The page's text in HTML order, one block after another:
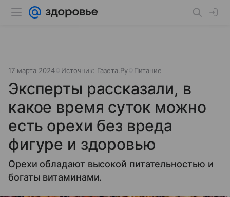
17 марта 2024 Источник: Газета.Ру Питание
Эксперты рассказали, в
какое время суток можно
есть орехи без вреда
фигуре и здоровью
Орехи обладают высокой питательностью и
богаты витаминами.